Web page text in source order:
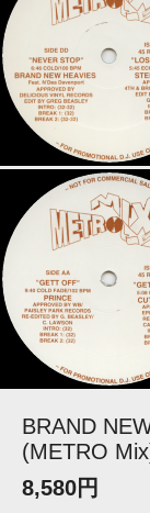
BRAND
(METRO
8,580円